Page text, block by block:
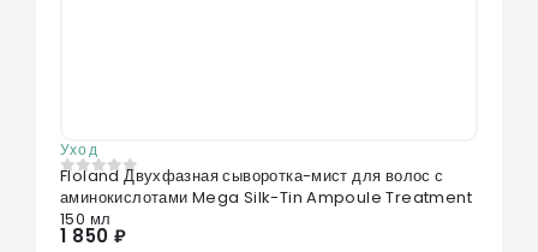
Уход
0из 5
Floland Двухфазная сыворотка-мист для волос с
аминокислотами Mega Silk-Tin Ampoule Treatment
150 мл
1 850 ₽